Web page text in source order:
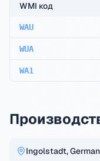
WMI код
WAU
WUA
WA1
Ingolstadt,